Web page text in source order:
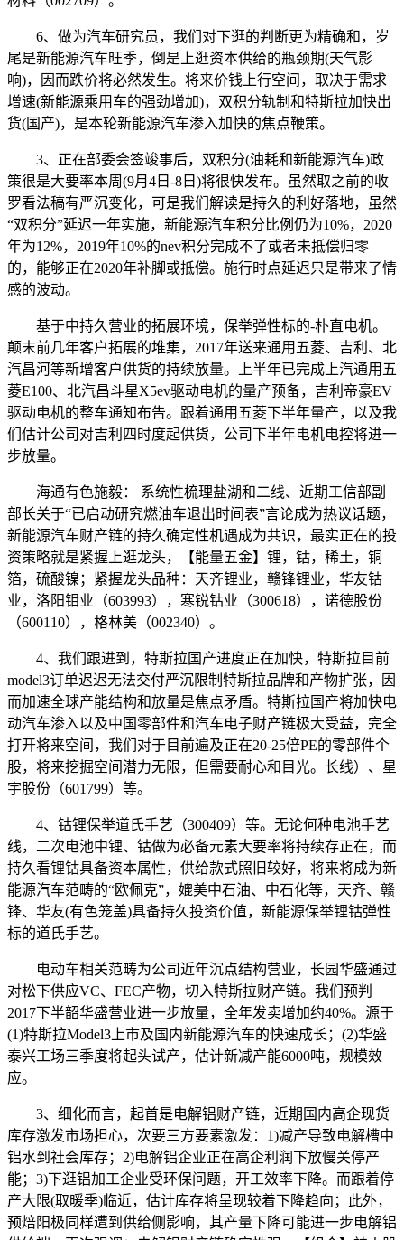
6、做为汽车研究员，我们对下逛的判断更为精确和，岁
尾是新能源汽车旺季，倒是上逛资本供给的瓶颈期(天气影
响)，因而跌价将必然发生。将来价钱上行空间，取决于需求
增速(新能源乘用车的强劲增加)，双积分轨制和特斯拉加快出
货(国产)，是本轮新能源汽车渗入加快的焦点鞭策。
3、正在部委会签竣事后，双积分(油耗和新能源汽车)政
策很是大要率本周(9月4日-8日)将很快发布。虽然取之前的收
罗看法稿有严沉变化，可是我们解读是持久的利好落地，虽然
“双积分”延迟一年实施，新能源汽车积分比例仍为10%，2020
年为12%，2019年10%的nev积分完成不了或者未抵偿归零
的，能够正在2020年补脚或抵偿。施行时点延迟只是带来了情
感的波动。
基于中持久营业的拓展环境，保举弹性标的-朴直电机。
颠末前几年客户拓展的堆集，2017年送来通用五菱、吉利、北
汽昌河等新增客户供货的持续放量。上半年已完成上汽通用五
菱E100、北汽昌斗星X5ev驱动电机的量产预备，吉利帝豪EV
驱动电机的整车通知布告。跟着通用五菱下半年量产，以及我
们估计公司对吉利四时度起供货，公司下半年电机电控将进一
步放量。
海通有色施毅： 系统性梳理盐湖和二线、近期工信部副
部长关于“已启动研究燃油车退出时间表”言论成为热议话题，
新能源汽车财产链的持久确定性机遇成为共识，最实正在的投
资策略就是紧握上逛龙头，【能量五金】锂，钴，稀土，铜
箔，硫酸镍；紧握龙头品种：天齐锂业，赣锋锂业，华友钴
业，洛阳钼业（603993），寒锐钴业（300618），诺德股份
（600110），格林美（002340）。
4、我们跟进到，特斯拉国产进度正在加快，特斯拉目前
model3订单迟迟无法交付严沉限制特斯拉品牌和产物扩张，因
而加速全球产能结构和放量是焦点矛盾。特斯拉国产将加快电
动汽车渗入以及中国零部件和汽车电子财产链极大受益，完全
打开将来空间，我们对于目前遍及正在20-25倍PE的零部件个
股，将来挖掘空间潜力无限，但需要耐心和目光。长线）、星
宇股份（601799）等。
4、钴锂保举道氏手艺（300409）等。无论何种电池手艺
线，二次电池中锂、钴做为必备元素大要率将持续存正在，而
持久看锂钴具备资本属性，供给款式照旧较好，将来将成为新
能源汽车范畴的“欧佩克”，媲美中石油、中石化等，天齐、赣
锋、华友(有色笼盖)具备持久投资价值，新能源保举锂钴弹性
标的道氏手艺。
电动车相关范畴为公司近年沉点结构营业，长园华盛通过
对松下供应VC、FEC产物，切入特斯拉财产链。我们预判
2017下半韶华盛营业进一步放量，全年发卖增加约40%。源于
(1)特斯拉Model3上市及国内新能源汽车的快速成长；(2)华盛
泰兴工场三季度将起头试产，估计新减产能6000吨，规模效
应。
3、细化而言，起首是电解铝财产链，近期国内高企现货
库存激发市场担心，次要三方要素激发：1)减产导致电解槽中
铝水到社会库存；2)电解铝企业正在高企利润下放慢关停产
能；3)下逛铝加工企业受环保问题，开工效率下降。而跟着停
产大限(取暖季)临近，估计库存将呈现较着下降趋向；此外，
预焙阳极同样遭到供给侧影响，其产量下降可能进一步电解铝